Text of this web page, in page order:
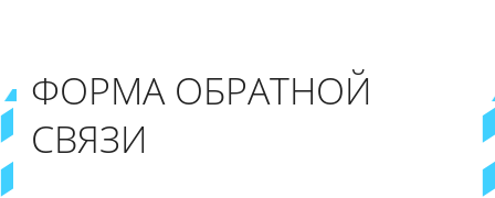
ФОРМА ОБРАТНОЙ
СВЯЗИ